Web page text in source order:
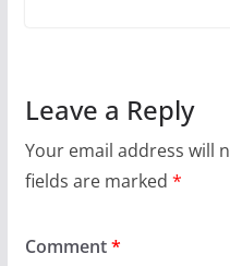
Leave a Reply
Your email address will
fields are marked *
Comment*